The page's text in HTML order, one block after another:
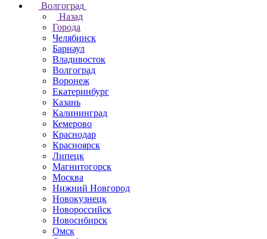
Волгоград
Назад
Города
Челябинск
Барнаул
Владивосток
Волгоград
Воронеж
Екатеринбург
Казань
Калининград
Кемерово
Краснодар
Красноярск
Липецк
Магнитогорск
Москва
Нижний Новгород
Новокузнецк
Новороссийск
Новосибирск
Омск